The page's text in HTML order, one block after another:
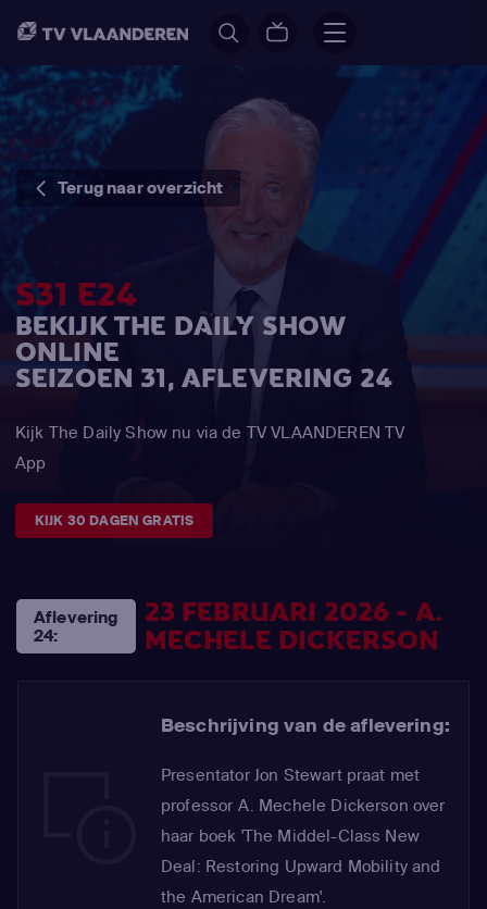
Terug naar overzicht
S31 E24
BEKIJK THE DAILY SHOW
ONLINE
SEIZOEN 31, AFLEVERING 24
Kijk The Daily Show nu via de TV VLAANDEREN TV
App
KIJK 30 DAGEN GRATIS
Aflevering
24:
23 FEBRUARI 2026 - A.
MECHELE DICKERSON
Beschrijving van de aflevering:
Presentator Jon Stewart praat met
professor A. Mechele Dickerson over
haar boek 'The Middel-Class New
Deal: Restoring Upward Mobility and
the American Dream'.